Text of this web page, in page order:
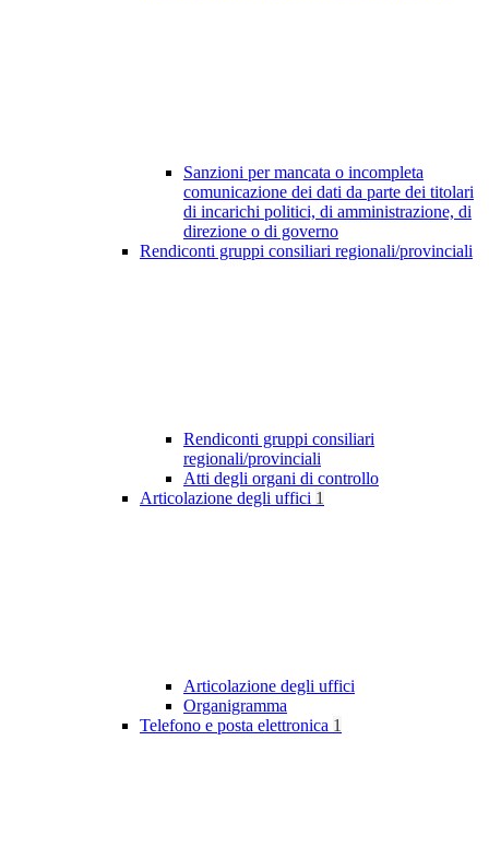
Sanzioni per mancata o incompleta
comunicazione dei dati da parte dei titolari
di incarichi politici, di amministrazione, di
direzione o di governo
Rendiconti gruppi consiliari regionali/provinciali
Rendiconti gruppi consiliari
regionali/provinciali
Atti degli organi di controllo
Articolazione degli uffici 1
Articolazione degli uffici
Organigramma
Telefono e posta elettronica 1